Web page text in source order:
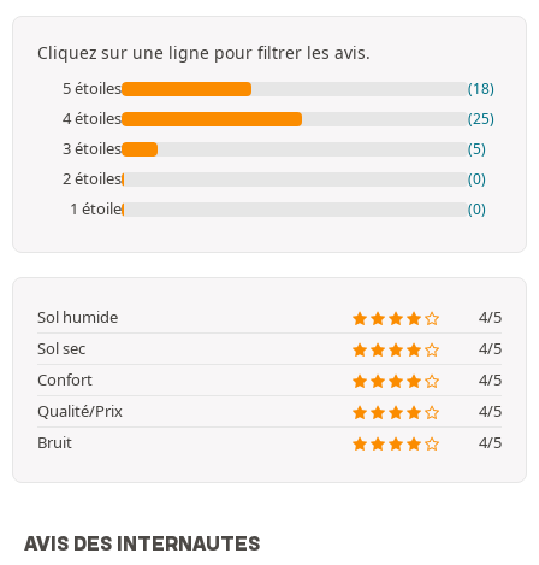
Cliquez sur une ligne pour filtrer les avis.
5 étoiles (18)
4 étoiles (25)
3 étoiles (5)
2 étoiles (0)
1 étoile (0)
Sol humide
4/5
Sol sec
4/5
Confort
4/5
Qualité/Prix
4/5
Bruit
4/5
AVIS DES INTERNAUTES